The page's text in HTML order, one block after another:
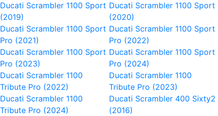
Ducati Scrambler 1100 Sport
(2019)
Ducati Scrambler 1100 Sport
(2020)
Ducati Scrambler 1100 Sport
Pro (2021)
Ducati Scrambler 1100 Sport
Pro (2022)
Ducati Scrambler 1100 Sport
Pro (2023)
Ducati Scrambler 1100 Sport
Pro (2024)
Ducati Scrambler 1100
Tribute Pro (2022)
Ducati Scrambler 1100
Tribute Pro (2023)
Ducati Scrambler 1100
Tribute Pro (2024)
Ducati Scrambler 400 Sixty2
(2016)